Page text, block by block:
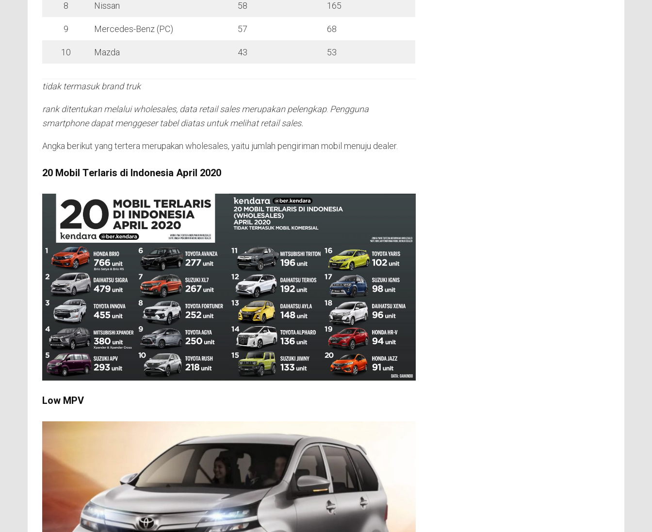
8 Nissan 58 165
9 Mercedes-Benz (PC) 57 68
10 Mazda 43 53
tidak termasuk brand truk
rank ditentukan melalui wholesales, data retail sales merupakan pelengkap. Pengguna
smartphone dapat menggeser tabel diatas untuk melihat retail sales.
Angka berikut yang tertera merupakan wholesales, yaitu jumlah pengiriman mobil menuju dealer.
20 Mobil Terlaris di Indonesia April 2020
Low MPV